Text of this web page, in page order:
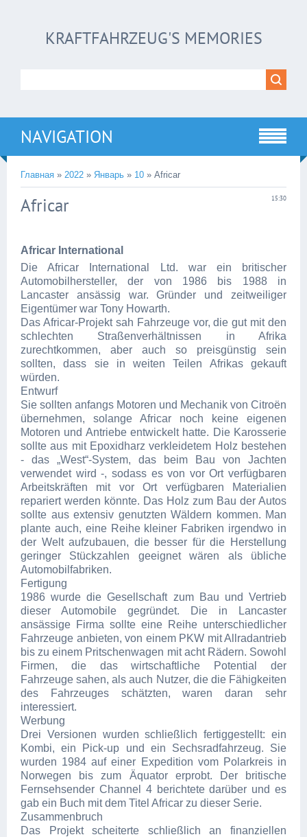
KRAFTFAHRZEUG'S MEMORIES
NAVIGATION
Главная » 2022 » Январь » 10 » Africar
15:30
Africar
Africar International
Die Africar International Ltd. war ein britischer
Automobilhersteller, der von 1986 bis 1988 in
Lancaster ansässig war. Gründer und zeitweiliger
Eigentümer war Tony Howarth.
Das Africar-Projekt sah Fahrzeuge vor, die gut mit den
schlechten Straßenverhältnissen in Afrika
zurechtkommen, aber auch so preisgünstig sein
sollten, dass sie in weiten Teilen Afrikas gekauft
würden.
Entwurf
Sie sollten anfangs Motoren und Mechanik von Citroën
übernehmen, solange Africar noch keine eigenen
Motoren und Antriebe entwickelt hatte. Die Karosserie
sollte aus mit Epoxidharz verkleidetem Holz bestehen
- das „West“-System, das beim Bau von Jachten
verwendet wird -, sodass es von vor Ort verfügbaren
Arbeitskräften mit vor Ort verfügbaren Materialien
repariert werden könnte. Das Holz zum Bau der Autos
sollte aus extensiv genutzten Wäldern kommen. Man
plante auch, eine Reihe kleiner Fabriken irgendwo in
der Welt aufzubauen, die besser für die Herstellung
geringer Stückzahlen geeignet wären als übliche
Automobilfabriken.
Fertigung
1986 wurde die Gesellschaft zum Bau und Vertrieb
dieser Automobile gegründet. Die in Lancaster
ansässige Firma sollte eine Reihe unterschiedlicher
Fahrzeuge anbieten, von einem PKW mit Allradantrieb
bis zu einem Pritschenwagen mit acht Rädern. Sowohl
Firmen, die das wirtschaftliche Potential der
Fahrzeuge sahen, als auch Nutzer, die die Fähigkeiten
des Fahrzeuges schätzten, waren daran sehr
interessiert.
Werbung
Drei Versionen wurden schließlich fertiggestellt: ein
Kombi, ein Pick-up und ein Sechsradfahrzeug. Sie
wurden 1984 auf einer Expedition vom Polarkreis in
Norwegen bis zum Äquator erprobt. Der britische
Fernsehsender Channel 4 berichtete darüber und es
gab ein Buch mit dem Titel Africar zu dieser Serie.
Zusammenbruch
Das Projekt scheiterte schließlich an finanziellen